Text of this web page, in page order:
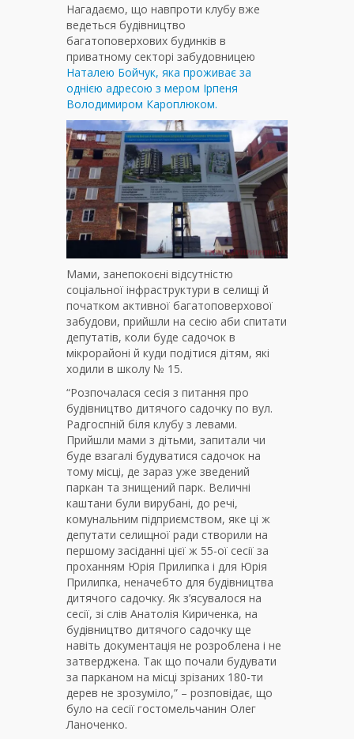
Нагадаємо, що навпроти клубу вже
ведеться будівництво
багатоповерхових будинків в
приватному секторі забудовницею
Наталею Бойчук, яка проживає за
однією адресою з мером Ірпеня
Володимиром Кароплюком.
Мами, занепокоєні відсутністю
соціальної інфраструктури в селищі й
початком активної багатоповерхової
забудови, прийшли на сесію аби спитати
депутатів, коли буде садочок в
мікрорайоні й куди подітися дітям, які
ходили в школу № 15.
“Розпочалася сесія з питання про
будівництво дитячого садочку по вул.
Радгоспній біля клубу з левами.
Прийшли мами з дітьми, запитали чи
буде взагалі будуватися садочок на
тому місці, де зараз уже зведений
паркан та знищений парк. Величні
каштани були вирубані, до речі,
комунальним підприємством, яке ці ж
депутати селищної ради створили на
першому засіданні цієї ж 55-ої сесії за
проханням Юрія Прилипка і для Юрія
Прилипка, неначебто для будівництва
дитячого садочку. Як з’ясувалося на
сесії, зі слів Анатолія Кириченка, на
будівництво дитячого садочку ще
навіть документація не розроблена і не
затверджена. Так що почали будувати
за парканом на місці зрізаних 180-ти
дерев не зрозуміло,” – розповідає, що
було на сесії гостомельчанин Олег
Ланоченко.